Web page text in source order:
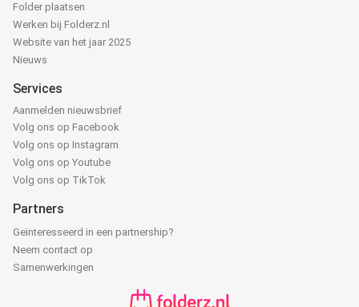
Folder plaatsen
Werken bij Folderz.nl
Website van het jaar 2025
Nieuws
Services
Aanmelden nieuwsbrief
Volg ons op Facebook
Volg ons op Instagram
Volg ons op Youtube
Volg ons op TikTok
Partners
Geïnteresseerd in een partnership?
Neem contact op
Samenwerkingen